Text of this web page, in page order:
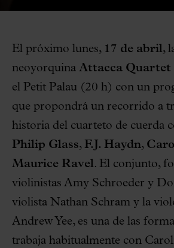
El próximo lunes, 17 de abril,
neoyorquina Attacca Quartet
el Petit Palau (20 h) con un
que propondrá un recorrido a
historia del cuarteto de cuerda
Philip Glass, F.J. Haydn,
Maurice Ravel. El conjunto,
violinistas Amy Schroeder y
violista Nathan Schram y la
Andrew Yee, es una de las
trabaja habitualmente con